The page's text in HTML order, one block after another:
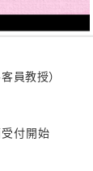
員教授）
付開始